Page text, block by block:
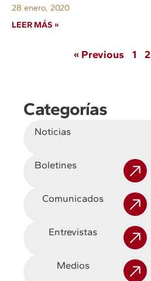
28 enero, 2020
LEER MÁS »
« Previous 1 2
Categorías
Noticias
Boletines
Comunicados
Entrevistas
Medios